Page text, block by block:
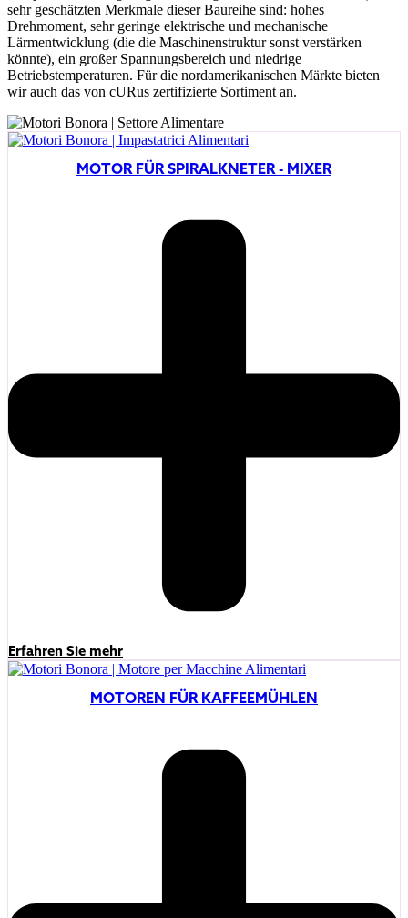
sehr geschätzten Merkmale dieser Baureihe sind: hohes
Drehmoment, sehr geringe elektrische und mechanische
Lärmentwicklung (die die Maschinenstruktur sonst verstärken
könnte), ein großer Spannungsbereich und niedrige
Betriebstemperaturen. Für die nordamerikanischen Märkte bieten
wir auch das von cURus zertifizierte Sortiment an.
MOTOR FÜR SPIRALKNETER - MIXER
Erfahren Sie mehr
MOTOREN FÜR KAFFEEMÜHLEN